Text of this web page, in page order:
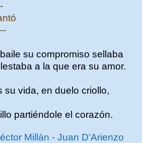
su compromiso sellaba
a la que era su amor.
su vida, en duelo criollo,
partiéndole el corazón.
Millán - Juan D'Arienzo